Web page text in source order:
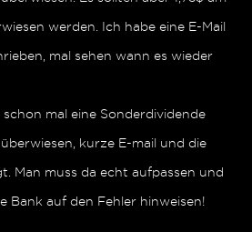
werden. Ich habe eine E-Mail
mal sehen wann es wieder
schon mal eine Sonderdividende
kurze E-mail und die
Man muss da echt aufpassen und
Bank auf den Fehler hinweisen!